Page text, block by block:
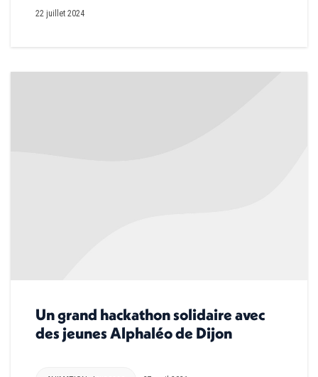
22 juillet 2024
Un grand hackathon solidaire avec
des jeunes Alphaléo de Dijon